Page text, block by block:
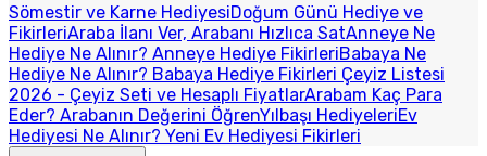
Sömestir ve Karne HediyesiDoğum Günü Hediye ve
FikirleriAraba İlanı Ver, Arabanı Hızlıca SatAnneye Ne
Hediye Ne Alınır? Anneye Hediye FikirleriBabaya Ne
Hediye Ne Alınır? Babaya Hediye Fikirleri Çeyiz Listesi
2026 - Çeyiz Seti ve Hesaplı FiyatlarArabam Kaç Para
Eder? Arabanın Değerini ÖğrenYılbaşı HediyeleriEv
Hediyesi Ne Alınır? Yeni Ev Hediyesi Fikirleri